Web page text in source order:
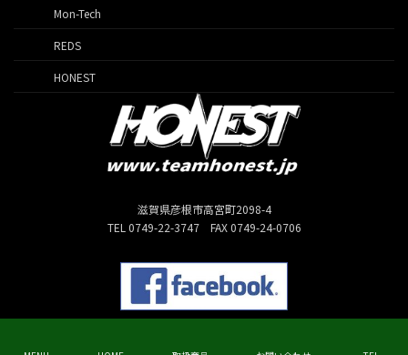
Mon-Tech
REDS
HONEST
滋賀県彦根市高宮町2098-4
TEL 0749-22-3747 FAX 0749-24-0706